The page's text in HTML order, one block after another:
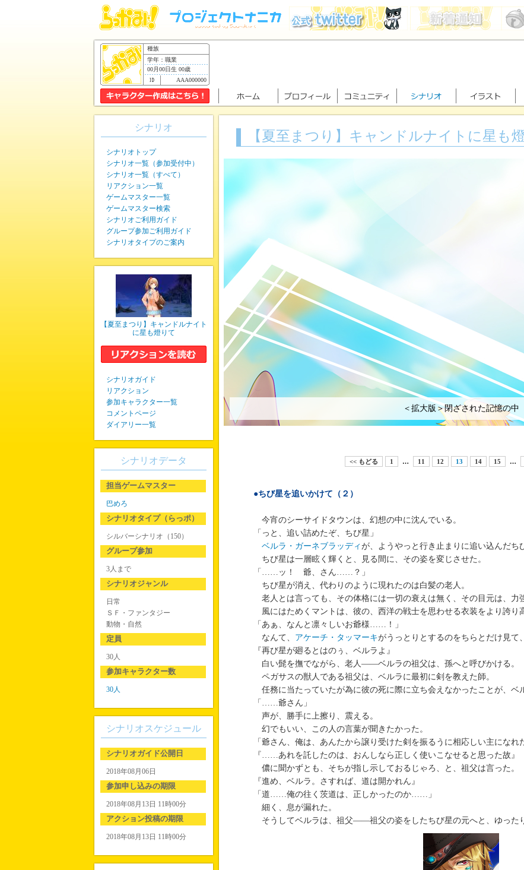
種族
学年：職業
00月00日生 00歳
AAA000000
【夏至まつり】キャンドルナイトに星も
＜拡大版＞閉ざされた記憶の中
<< もどる 1 … 11 12 13 14 15 …
●ちび星を追いかけて（２）
今宵のシーサイドタウンは、幻想の中に沈んでいる。
「っと、追い詰めたぞ、ちび星」
ベルラ・ガーネブラッディ が、ようやっと行き止まりに追い込んだち
ちび星は一層眩く輝くと、見る間に、その姿を変じさせた。
「……ッ！ 爺、さん……？」
ちび星が消え、代わりのように現れたのは白髪の老人。
老人とは言っても、その体格には一切の衰えは無く、その目元は、力
風にはためくマントは、彼の、西洋の戦士を思わせる衣装をより誇り
「あぁ、なんと凛々しいお爺様……！」
なんて、 アケーチ・タッマーキがうっとりとするのをちらとだけ見て、
『再び星が廻るとはのぅ、ベルラよ』
白い髭を撫でながら、老人――ベルラの祖父は、孫へと呼びかける。
ペガサスの獣人である祖父は、ベルラに最初に剣を教えた師。
任務に当たっていたが為に彼の死に際に立ち会えなかったことが、ベ
「……爺さん」
声が、勝手に上擦り、震える。
幻でもいい、この人の言葉が聞きたかった。
「爺さん、俺は、あんたから譲り受けた剣を振るうに相応しい主になれ
『……あれを託したのは、おんしなら正しく使いこなせると思った故』
儂に聞かずとも、そちが指し示しておるじゃろ、と、祖父は言った。
『進め、ベルラ。さすれば、道は開かれん』
「道……俺の往く茨道は、正しかったのか……」
細く、息が漏れた。
そうしてベルラは、祖父――祖父の姿をしたちび星の元へと、ゆった
シナリオ
シナリオトップ
シナリオ一覧（参加受付中）
シナリオ一覧（すべて）
リアクション一覧
ゲームマスター一覧
ゲームマスター検索
シナリオご利用ガイド
グループ参加ご利用ガイド
シナリオタイプのご案内
【夏至まつり】キャンドルナイト
に星も燈りて
シナリオガイド
リアクション
参加キャラクター一覧
コメントページ
ダイアリー一覧
シナリオデータ
担当ゲームマスター
巴めろ
シナリオタイプ（らっポ）
シルバーシナリオ（150）
グループ参加
3人まで
シナリオジャンル
日常
ＳＦ・ファンタジー
動物・自然
定員
30人
参加キャラクター数
30人
シナリオスケジュール
シナリオガイド公開日
2018年08月06日
参加申し込みの期限
2018年08月13日 11時00分
アクション投稿の期限
2018年08月13日 11時00分